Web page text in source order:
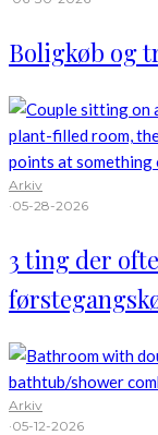
Boligkøb og
Arkiv
·05-28-2026
3 ting der
Arkiv
·05-12-2026